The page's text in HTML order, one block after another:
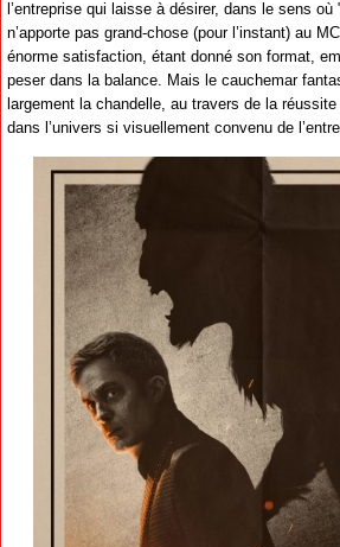
l’entreprise qui laisse à désirer, dans le sens
n’apporte pas grand-chose (pour l’instant) au
énorme satisfaction, étant donné son format,
peser dans la balance. Mais le cauchemar
largement la chandelle, au travers de la
dans l’univers si visuellement convenu de